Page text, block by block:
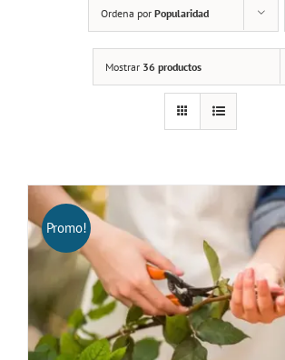
Ordena por Popularidad
Mostrar 36 productos
Promo!